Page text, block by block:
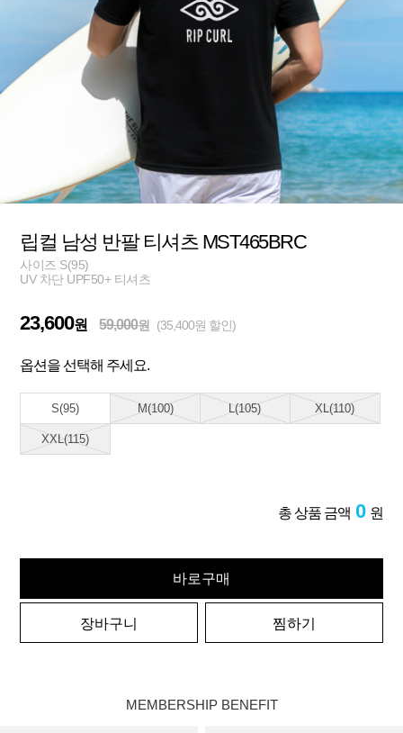
립컬 남성 반팔 티셔츠 MST465BRC
사이즈 S(95)
UV 차단 UPF50+ 티셔츠
23,600원 59,000원 (35,400원 할인)
옵션을 선택해 주세요.
S(95) M(100) L(105) XL(110)
XXL(115)
총 상품 금액 0 원
바로구매
장바구니 찜하기
MEMBERSHIP BENEFIT